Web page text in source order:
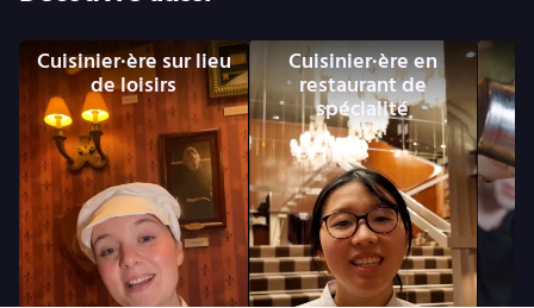
Cuisinier·ère sur lieu
de loisirs
Cuisinier·ère en
restaurant de
spécialité